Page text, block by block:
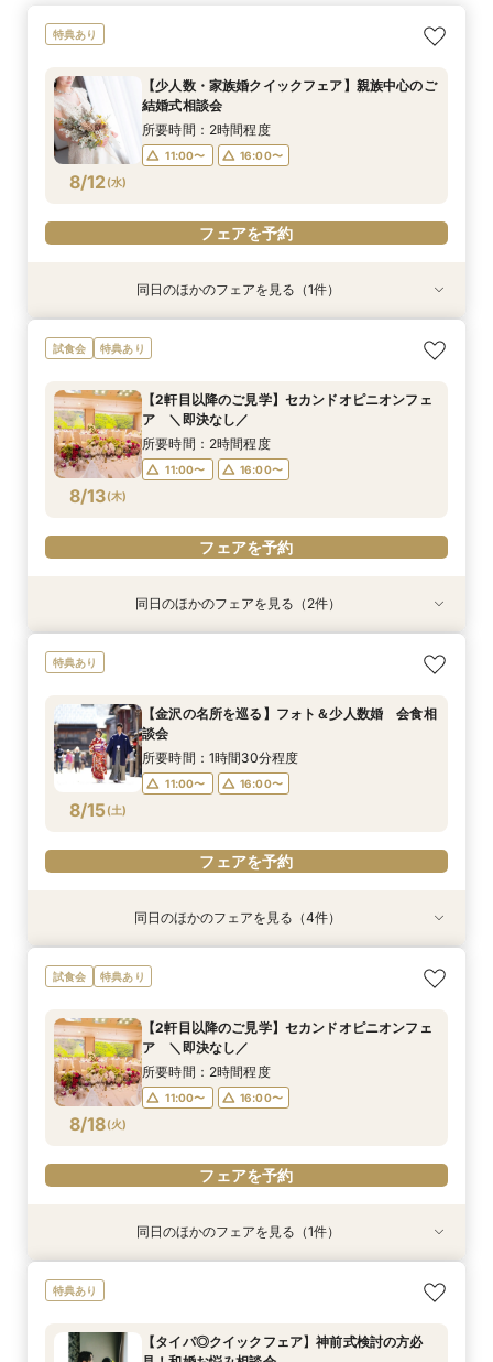
特典あり
8/12(水)
【少人数・家族婚クイックフェア】親族中心のご
結婚式相談会
所要時間：2時間程度
11:00〜 16:00〜
フェアを予約
8/12(水)
【タイパ◎クイックフェア】神前式検討の方必
見！和婚お悩み相談会
11:00〜 16:00〜
同日のほかのフェアを見る（1件）
試食会 特典あり
8/13(木)
【2軒目以降のご見学】セカンドオピニオンフェ
ア ＼即決なし／
所要時間：2時間程度
11:00〜 16:00〜
フェアを予約
8/13(木 )
【少人数・家族婚クイックフェア】親族中心のご
8/13(木 )
【金沢の名所を巡る】フォト＆少人数婚 会食相
同日のほかのフェアを見る（2件）
特典あり
8/15(土)
【金沢の名所を巡る】フォト＆少人数婚 会食相
談会
所要時間：1時間30分程度
11:00〜 16:00〜
フェアを予約
8/15(土)
【少人数・家族婚クイックフェア】親族中心のご
結婚式相談会
11:00〜 16:00〜
8/15(土)
【タイパ◎クイックフェア】神前式検討の方必
見！和婚お悩み相談会
11:00〜 16:00〜
特典あり
8/15(土)
【2軒目以降のご見学】セカンドオピニオンフェ
ア ＼即決なし／
11:00〜 16:00〜
8/15(土)
＼マイナビ限定／結納・お顔合わせをご検討の方
向けクイックご相談会
11:00〜 16:00〜
同日のほかのフェアを見る（4件）
試食会 特典あり
8/18(火)
【2軒目以降のご見学】セカンドオピニオンフェ
ア ＼即決なし／
所要時間：2時間程度
11:00〜 16:00〜
フェアを予約
【少人数・家族婚クイックフェア】親族中心のご
11:00〜 16:00〜
同日のほかのフェアを見る（1件）
特典あり
【タイパ◎クイックフェア】神前式検討の方必